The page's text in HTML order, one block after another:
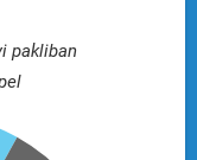
pakliban